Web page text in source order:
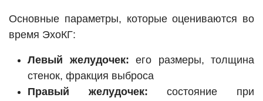
Основные параметры, которые оцениваются во
время ЭхоКГ:
Левый желудочек: его размеры, толщина
стенок, фракция выброса
Правый желудочек: состояние при